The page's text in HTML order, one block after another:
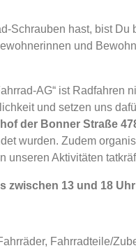
Schrauben hast, bist Du
und
AG“ ist
und setzen uns
der Bonner Straße
wurden. Zudem
unseren Aktivitäten
zwischen 13 und 18 Uhr
Fahrradteile/